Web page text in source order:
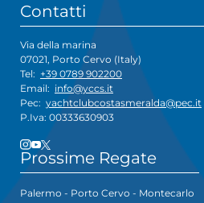
Contatti
Via della marina
07021, Porto Cervo (Italy)
Tel: +39 0789 902200
Email: info@yccs.it
Pec: yachtclubcostasmeralda@pec.it
P.Iva: 00333630903
Prossime Regate
Palermo - Porto Cervo - Montecarlo